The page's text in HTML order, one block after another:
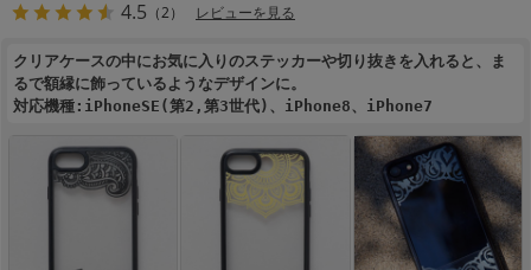
4.5 （2） レビューを見る
クリアケースの中にお気に入りのステッカーや切り抜きを入れると、ま
るで額縁に飾っているようなデザインに。
対応機種:iPhoneSE(第2,第3世代)、iPhone8、iPhone7